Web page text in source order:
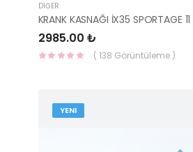
DIĞER
2985.00 ₺
( 138 Görüntüleme )
YENI